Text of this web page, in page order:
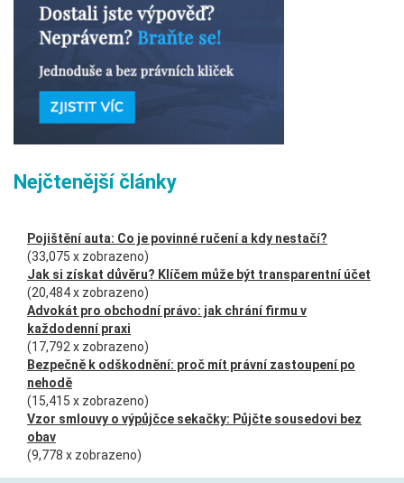
Nejčtenější články
Pojištění auta: Co je povinné ručení a kdy nestačí?
(33,075 x zobrazeno)
Jak si získat důvěru? Klíčem může být transparentní účet
(20,484 x zobrazeno)
Advokát pro obchodní právo: jak chrání firmu v
každodenní praxi
(17,792 x zobrazeno)
Bezpečně k odškodnění: proč mít právní zastoupení po
nehodě
(15,415 x zobrazeno)
Vzor smlouvy o výpůjčce sekačky: Půjčte sousedovi bez
obav
(9,778 x zobrazeno)